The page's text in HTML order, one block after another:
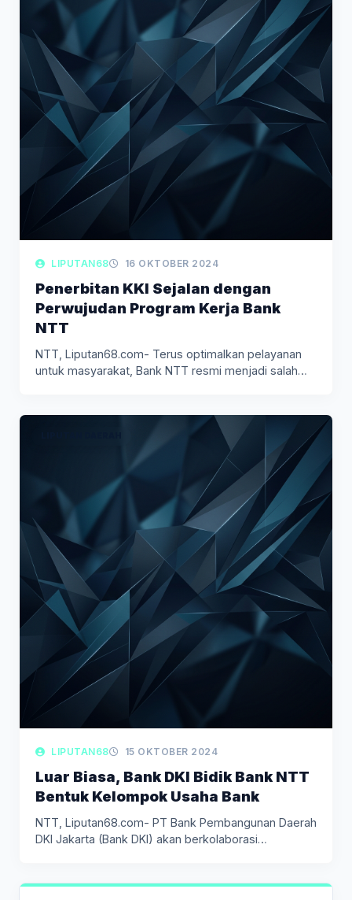
LIPUTAN68 16 OKTOBER 2024
Penerbitan KKI Sejalan dengan
Perwujudan Program Kerja Bank
NTT
NTT, Liputan68.com- Terus optimalkan pelayanan
untuk masyarakat, Bank NTT resmi menjadi salah…
LIPUTAN68 15 OKTOBER 2024
Luar Biasa, Bank DKI Bidik Bank NTT
Bentuk Kelompok Usaha Bank
NTT, Liputan68.com- PT Bank Pembangunan Daerah
DKI Jakarta (Bank DKI) akan berkolaborasi…